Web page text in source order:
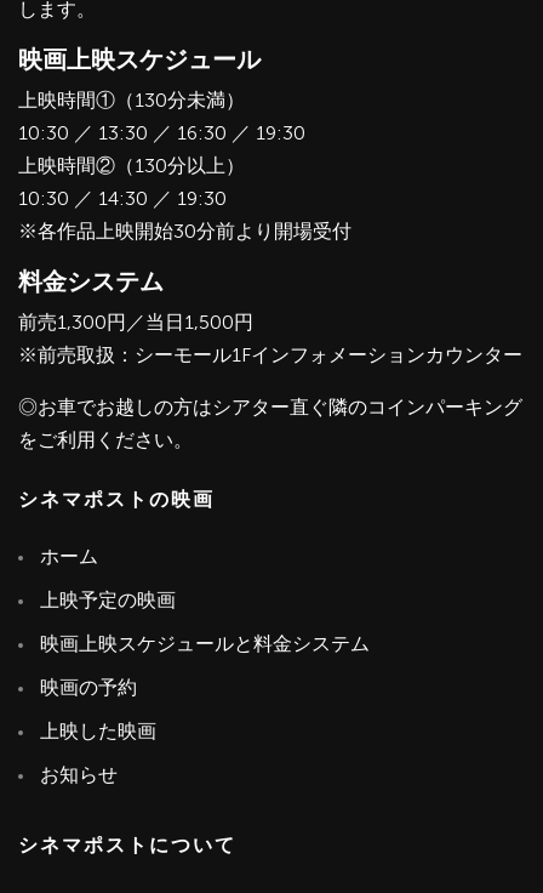
します。
映画上映スケジュール
上映時間①（130分未満）
10:30 ／ 13:30 ／ 16:30 ／ 19:30
上映時間②（130分以上）
10:30 ／ 14:30 ／ 19:30
※各作品上映開始30分前より開場受付
料金システム
前売1,300円／当日1,500円
※前売取扱：シーモール1Fインフォメーションカウンター
◎お車でお越しの方はシアター直ぐ隣のコインパーキング
をご利用ください。
シネマポストの映画
ホーム
上映予定の映画
映画上映スケジュールと料金システム
映画の予約
上映した映画
お知らせ
シネマポストについて